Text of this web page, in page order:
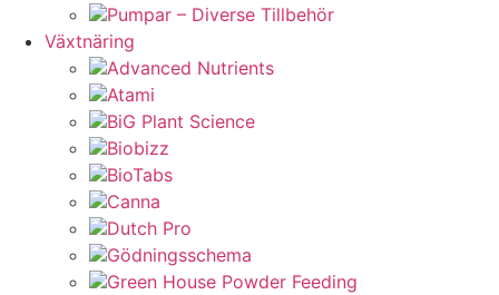
Pumpar – Diverse Tillbehör
Växtnäring
Advanced Nutrients
Atami
BiG Plant Science
Biobizz
BioTabs
Canna
Dutch Pro
Gödningsschema
Green House Powder Feeding